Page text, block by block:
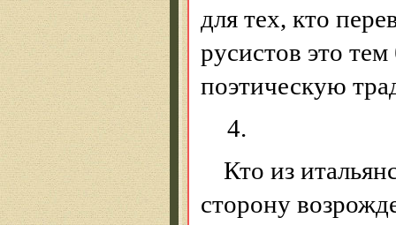
для тех, кто
русистов это
поэтическую
4.
Кто из
сторону